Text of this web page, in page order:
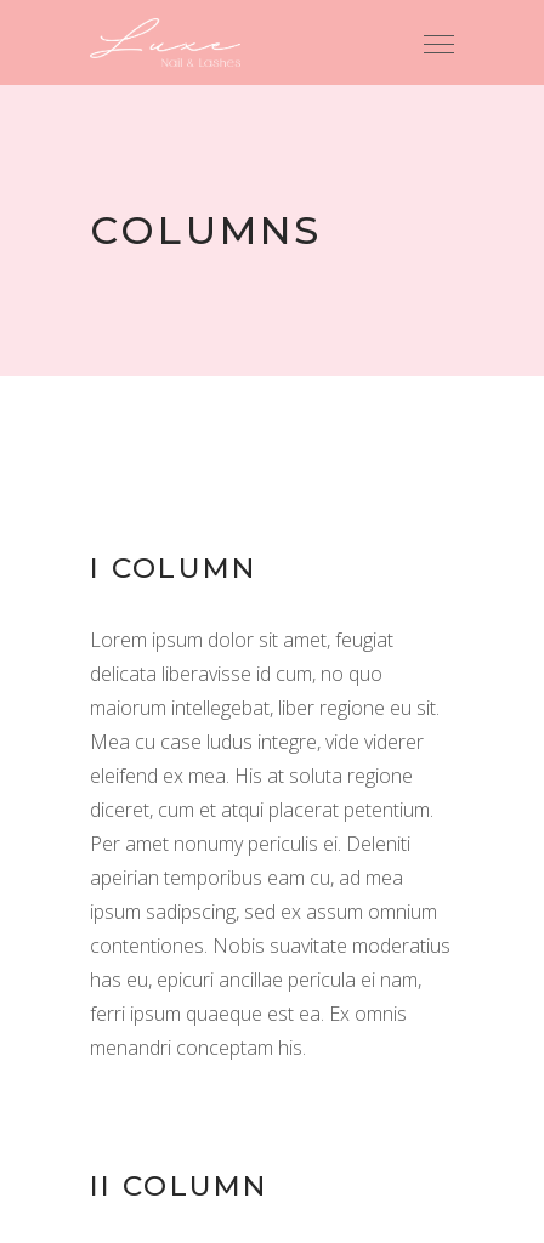
COLUMNS
I COLUMN
Lorem ipsum dolor sit amet, feugiat
delicata liberavisse id cum, no quo
maiorum intellegebat, liber regione eu sit.
Mea cu case ludus integre, vide viderer
eleifend ex mea. His at soluta regione
diceret, cum et atqui placerat petentium.
Per amet nonumy periculis ei. Deleniti
apeirian temporibus eam cu, ad mea
ipsum sadipscing, sed ex assum omnium
contentiones. Nobis suavitate moderatius
has eu, epicuri ancillae pericula ei nam,
ferri ipsum quaeque est ea. Ex omnis
menandri conceptam his.
II COLUMN